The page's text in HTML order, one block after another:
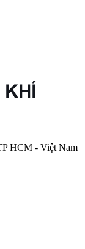
HCM - Việt Nam